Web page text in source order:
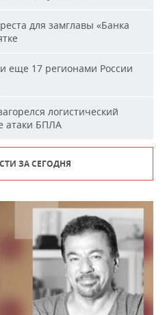
для замглавы «Банка
еще 17 регионами России
логистический
атаки БПЛА
ЗА СЕГОДНЯ